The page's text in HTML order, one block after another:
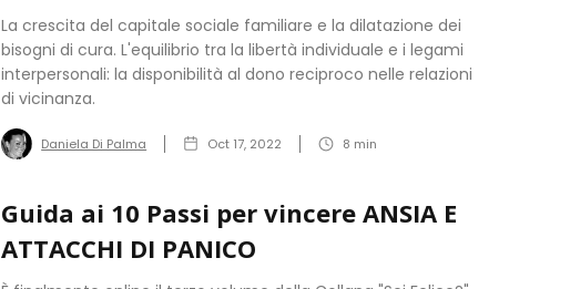
La crescita del capitale sociale familiare e la dilatazione dei
bisogni di cura. L'equilibrio tra la libertà individuale e i legami
interpersonali: la disponibilità al dono reciproco nelle relazioni
di vicinanza.
Daniela Di Palma Oct 17, 2022 8 min
Guida ai 10 Passi per vincere ANSIA E
ATTACCHI DI PANICO